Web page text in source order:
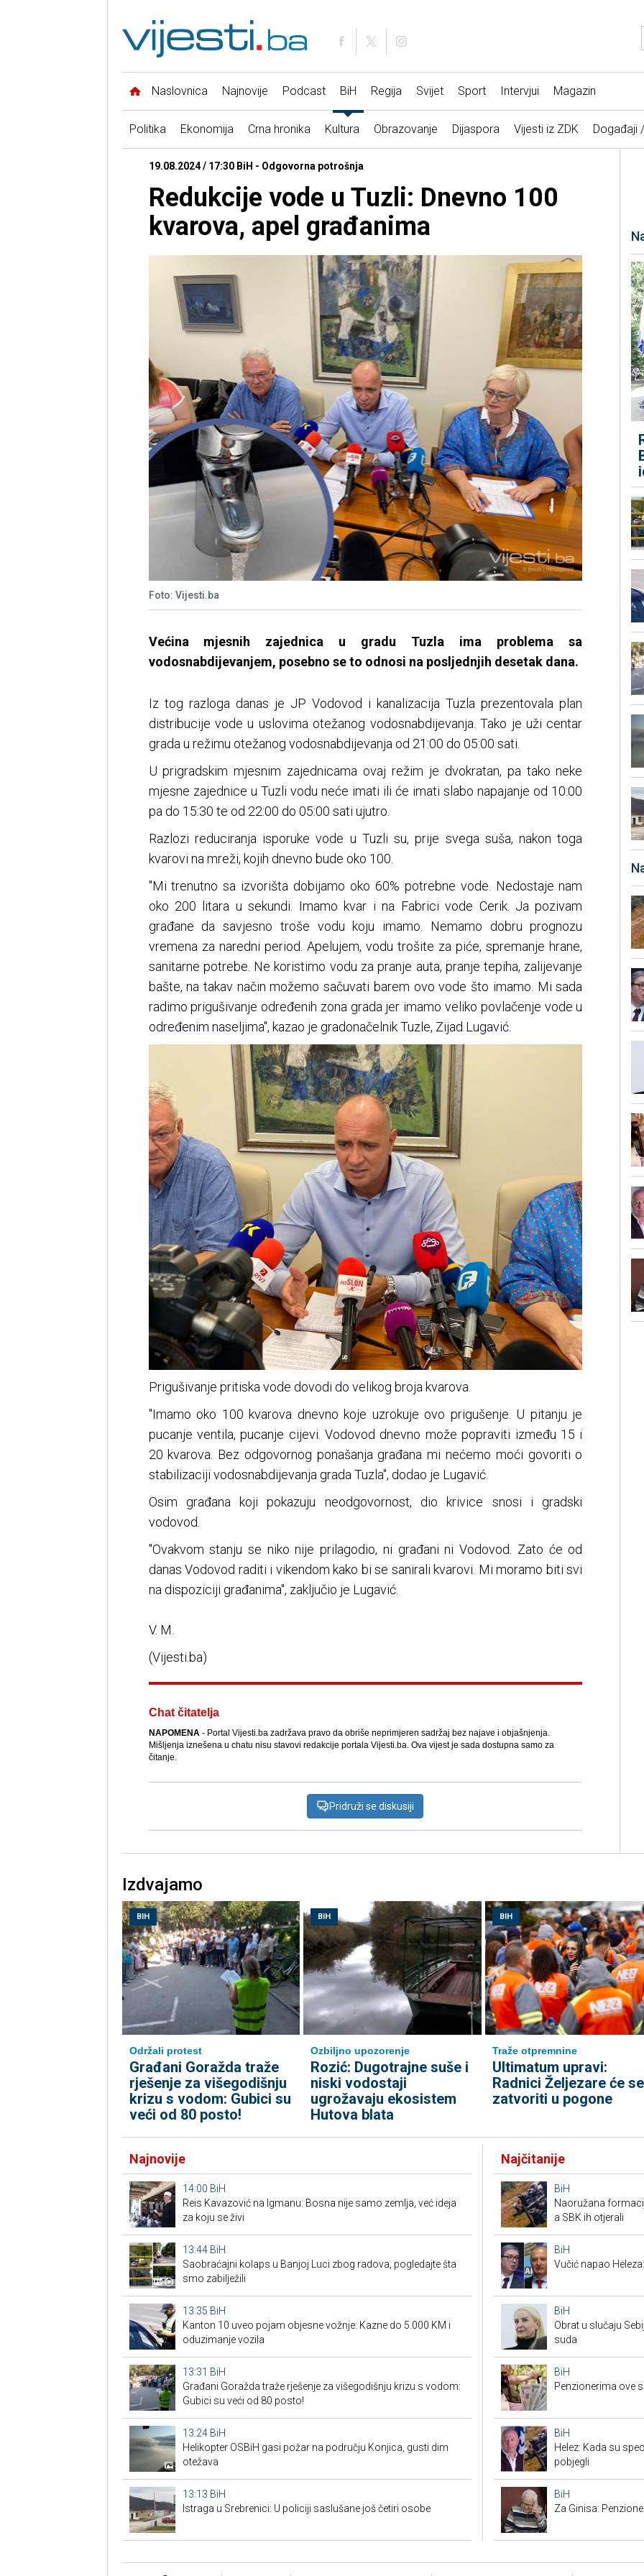
Naslovnica Najnovije Podcast BiH Regija Svijet Sport Intervjui Magazin
Politika Ekonomija Crna hronika Kultura Obrazovanje Dijaspora Vijesti iz ZDK Događaji
19.08.2024 / 17:30 BiH - Odgovorna potrošnja
Redukcije vode u Tuzli: Dnevno 100
kvarova, apel građanima
Foto: Vijesti.ba
Većina mjesnih zajednica u gradu Tuzla ima problema sa
vodosnabdijevanjem, posebno se to odnosi na posljednjih desetak dana.
Iz tog razloga danas je JP Vodovod i kanalizacija Tuzla prezentovala plan
distribucije vode u uslovima otežanog vodosnabdijevanja. Tako je uži centar
grada u režimu otežanog vodosnabdijevanja od 21:00 do 05:00 sati.
U prigradskim mjesnim zajednicama ovaj režim je dvokratan, pa tako neke
mjesne zajednice u Tuzli vodu neće imati ili će imati slabo napajanje od 10:00
pa do 15:30 te od 22:00 do 05:00 sati ujutro.
Razlozi reduciranja isporuke vode u Tuzli su, prije svega suša, nakon toga
kvarovi na mreži, kojih dnevno bude oko 100.
"Mi trenutno sa izvorišta dobijamo oko 60% potrebne vode. Nedostaje nam
oko 200 litara u sekundi. Imamo kvar i na Fabrici vode Cerik. Ja pozivam
građane da savjesno troše vodu koju imamo. Nemamo dobru prognozu
vremena za naredni period. Apelujem, vodu trošite za piće, spremanje hrane,
sanitarne potrebe. Ne koristimo vodu za pranje auta, pranje tepiha, zalijevanje
bašte, na takav način možemo sačuvati barem ovo vode što imamo. Mi sada
radimo prigušivanje određenih zona grada jer imamo veliko povlačenje vode u
određenim naseljima", kazao je gradonačelnik Tuzle, Zijad Lugavić.
Prigušivanje pritiska vode dovodi do velikog broja kvarova.
"Imamo oko 100 kvarova dnevno koje uzrokuje ovo prigušenje. U pitanju je
pucanje ventila, pucanje cijevi. Vodovod dnevno može popraviti između 15 i
20 kvarova. Bez odgovornog ponašanja građana mi nećemo moći govoriti o
stabilizaciji vodosnabdijevanja grada Tuzla", dodao je Lugavić.
Osim građana koji pokazuju neodgovornost, dio krivice snosi i gradski
vodovod.
"Ovakvom stanju se niko nije prilagodio, ni građani ni Vodovod. Zato će od
danas Vodovod raditi i vikendom kako bi se sanirali kvarovi. Mi moramo biti svi
na dispoziciji građanima", zaključio je Lugavić.
V. M.
(Vijesti.ba)
Chat čitatelja
NAPOMENA- Portal Vijesti.ba zadržava pravo da obriše neprimjeren sadržaj bez najave i objašnjenja.
Mišljenja iznešena u chatu nisu stavovi redakcije portala Vijesti.ba. Ova vijest je sada dostupna samo za
čitanje.
Pridruži se diskusiji
Izdvajamo
BIH
Održali protest
Građani Goražda traže
rješenje za višegodišnju
krizu s vodom: Gubici su
veći od 80 posto!
BIH
Ozbiljno upozorenje
Rozić: Dugotrajne suše i
niski vodostaji
ugrožavaju ekosistem
Hutova blata
BIH
Traže otpremnine
Ultimatum upravi:
Radnici Željezare će se
zatvoriti u pogone
Najnovije
14:00 BiH
Reis Kavazović na Igmanu: Bosna nije samo zemlja, već ideja
za koju se živi
13:44 BiH
Saobraćajni kolaps u Banjoj Luci zbog radova, pogledajte šta
smo zabilježili
13:35 BiH
Kanton 10 uveo pojam objesne vožnje: Kazne do 5.000 KM i
oduzimanje vozila
13:31 BiH
Građani Goražda traže rješenje za višegodišnju krizu s vodom:
Gubici su veći od 80 posto!
13:24 BiH
Helikopter OSBiH gasi požar na području Konjica, gusti dim
otežava
13:13 BiH
Istraga u Srebrenici: U policiji saslušane još četiri osobe
Najčitanije
BiH
Naoružana
a SBK ih otjerali
BiH
Vučić napao
BiH
Obrat u slučaju
suda
BiH
Penzionerima ove
BiH
Helez: Kada su
pobjegli
BiH
Za Ginisa: